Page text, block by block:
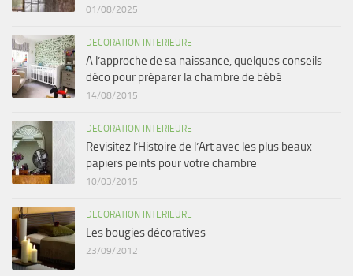
01/08/2025
DECORATION INTERIEURE
A l’approche de sa naissance, quelques conseils
déco pour préparer la chambre de bébé
14/08/2015
DECORATION INTERIEURE
Revisitez l’Histoire de l’Art avec les plus beaux
papiers peints pour votre chambre
10/03/2015
DECORATION INTERIEURE
Les bougies décoratives
23/09/2012